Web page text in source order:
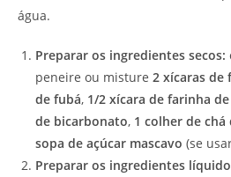
água.
Preparar os ingredientes secos:
peneire ou misture 2 xícaras de
de fubá, 1/2 xícara de farinha
de bicarbonato, 1 colher de chá
sopa de açúcar mascavo (se
Preparar os ingredientes